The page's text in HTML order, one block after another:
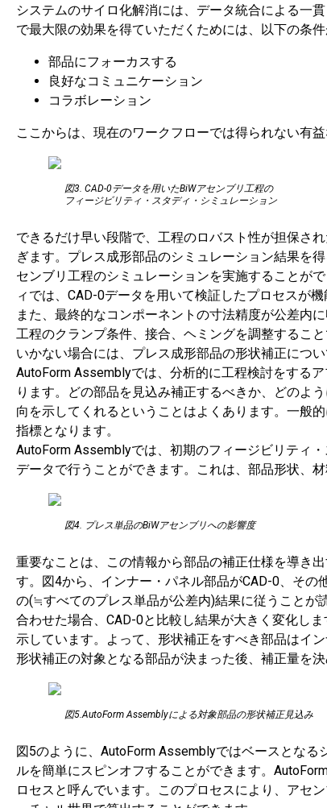
システムのサイロ化解消には、データ統合による一
で最大限の効果を得ていただくためには、以下の条件
部品にフォーカスする
良好なコミュニケーション
コラボレーション
ここからは、現在のワークフローでは得られない有
図3. CAD-0データを用いたBiWアセンブリ工程の
フィージビリティ・スタディ・シミュレーション
できるだけ早い段階で、工程のロバスト性が担保さ
ぎます。プレス成形部品のシミュレーション結果を
センブリ工程のシミュレーションを実施することが
ィでは、CAD-0データを用いて検証したプロセスが
また、最終的なコンポーネントの寸法精度が公差内
工程のクランプ条件、接合、ヘミングを調整するこ
いかない場合には、プレス成形部品の形状補正につい
AutoForm Assemblyでは、分析的に工程検討をする
ります。どの部品を見込み補正するべきか、どのよ
向を示してくれるということはよくあります。一般
指標となります。
AutoForm Assemblyでは、初期のフィージビリティ
データで行うことができます。これは、部品形状、
図4. プレス単品のBiWアセンブリへの影響度
重要なことは、この情報から部品の補正仕様を導き
す。図4から、インナー・パネル部品がCAD-0、そ
の(≒すべてのプレス単品が公差内)結果に従うことが
合わせた場合、CAD-0と比較し結果が大きく変化し
示しています。よって、形状補正をすべき部品はイ
形状補正の対象となる部品が決まった後、補正量を
図5.AutoForm Assemblyによる対象部品の形状補正見込み
図5のように、AutoForm Assemblyではベースとな
ルを簡単にスピンオフすることができます。
ロセスと呼んでいます。このプロセスにより、アセ